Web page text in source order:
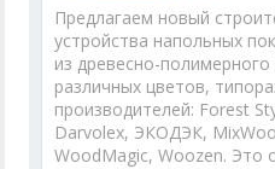
Предлагаем новый
устройства напольных
из древесно-
различных цветов,
производителей: Forest
Darvolex, ЭКОДЭК,
WoodMagic, Woozen. Это